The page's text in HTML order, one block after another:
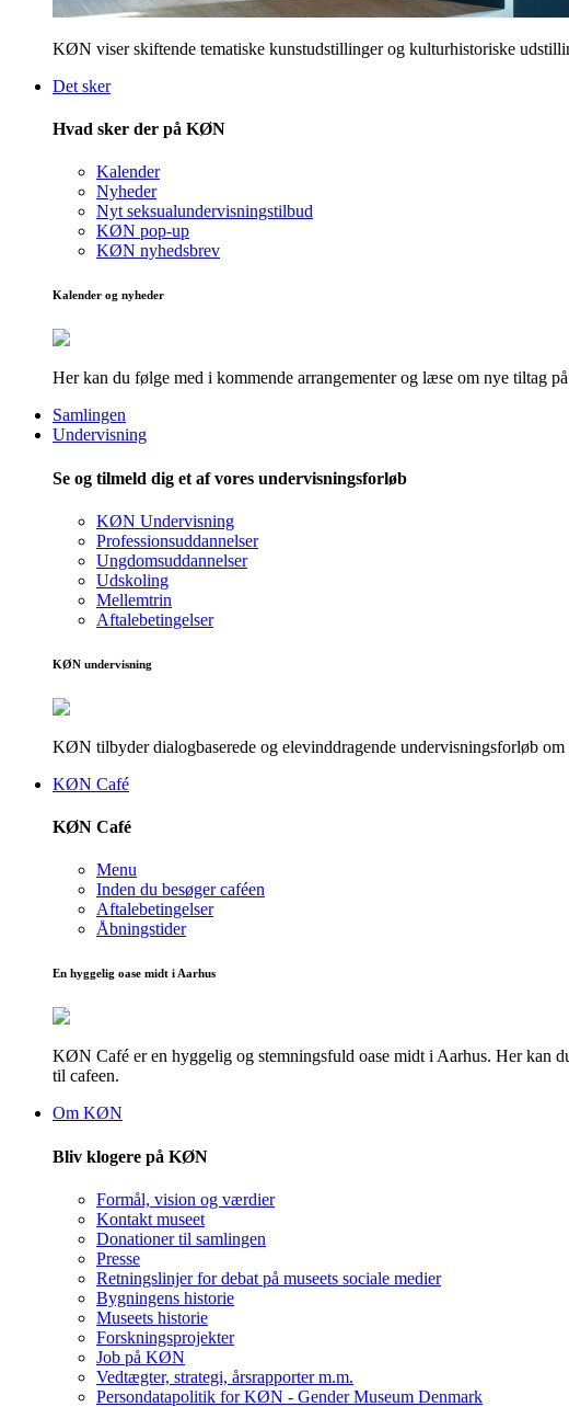
KØN viser skiftende tematiske kunstudstillinger og kulturhistoriske
Det sker
Hvad sker der på KØN
Kalender
Nyheder
Nyt seksualundervisningstilbud
KØN pop-up
KØN nyhedsbrev
Kalender og nyheder
Her kan du følge med i kommende arrangementer og læse om nye tiltag
Samlingen
Undervisning
Se og tilmeld dig et af vores undervisningsforløb
KØN Undervisning
Professionsuddannelser
Ungdomsuddannelser
Udskoling
Mellemtrin
Aftalebetingelser
KØN undervisning
KØN tilbyder dialogbaserede og elevinddragende undervisningsforløb
KØN Café
KØN Café
Menu
Inden du besøger caféen
Aftalebetingelser
Åbningstider
En hyggelig oase midt i Aarhus
KØN Café er en hyggelig og stemningsfuld oase midt i Aarhus. Her kan
til cafeen.
Om KØN
Bliv klogere på KØN
Formål, vision og værdier
Kontakt museet
Donationer til samlingen
Presse
Retningslinjer for debat på museets sociale medier
Bygningens historie
Museets historie
Forskningsprojekter
Job på KØN
Vedtægter, strategi, årsrapporter m.m.
Persondatapolitik for KØN - Gender Museum Denmark